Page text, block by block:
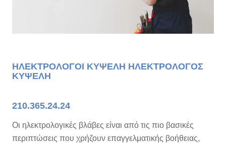
ΗΛΕΚΤΡΟΛΟΓΟΙ ΚΥΨΕΛΗ ΗΛΕΚΤΡΟΛΟΓΟΣ
ΚΥΨΕΛΗ
210.365.24.24
Οι ηλεκτρολογικές βλάβες είναι από τις πιο βασικές
περιπτώσεις που χρήζουν επαγγελματικής βοήθειας,